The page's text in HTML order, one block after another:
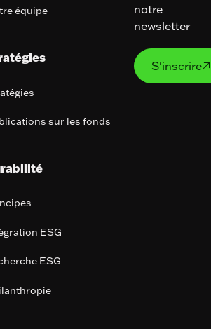
équipe
sur les fonds
ESG
ESG
notre
newsletter
S'inscrire